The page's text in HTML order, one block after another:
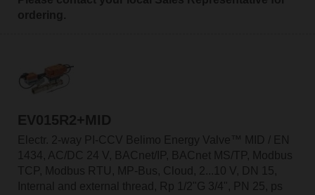
ordering.
EV015R2+MID
Electr. 2-way PI-CCV Belimo Energy Valve™ MID / EN
1434, AC/DC 24 V, BACnet/IP, BACnet MS/TP, Modbus
TCP, Modbus RTU, MP-Bus, Cloud, 2...10 V, DN 15,
Internal and external thread, Rp 1/2"G 3/4", PN 25, ps